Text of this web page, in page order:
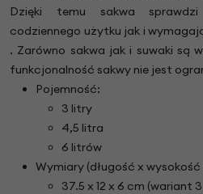
Dzięki temu sakwa
codziennego użytku jak i
. Zarówno sakwa jak i suwaki są
funkcjonalność sakwy nie jest
Pojemność:
3 litry
4,5 litra
6 litrów
Wymiary (długość x
37.5 x 12 x 6 cm (wariant 3